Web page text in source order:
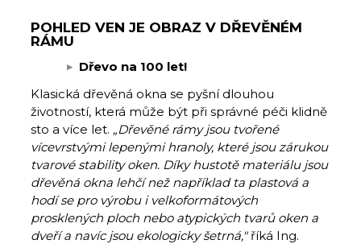
POHLED VEN JE OBRAZ V DŘEVĚNÉM
RÁMU
Dřevo na 100 let!
Klasická dřevěná okna se pyšní dlouhou
životností, která může být při správné péči klidně
sto a více let. „Dřevěné rámy jsou tvořené
vícevrstvými lepenými hranoly, které jsou zárukou
tvarové stability oken. Díky hustotě materiálu jsou
dřevěná okna lehčí než například ta plastová a
hodí se pro výrobu i velkoformátových
prosklených ploch nebo atypických tvarů oken a
dveří a navíc jsou ekologicky šetrná," říká Ing.